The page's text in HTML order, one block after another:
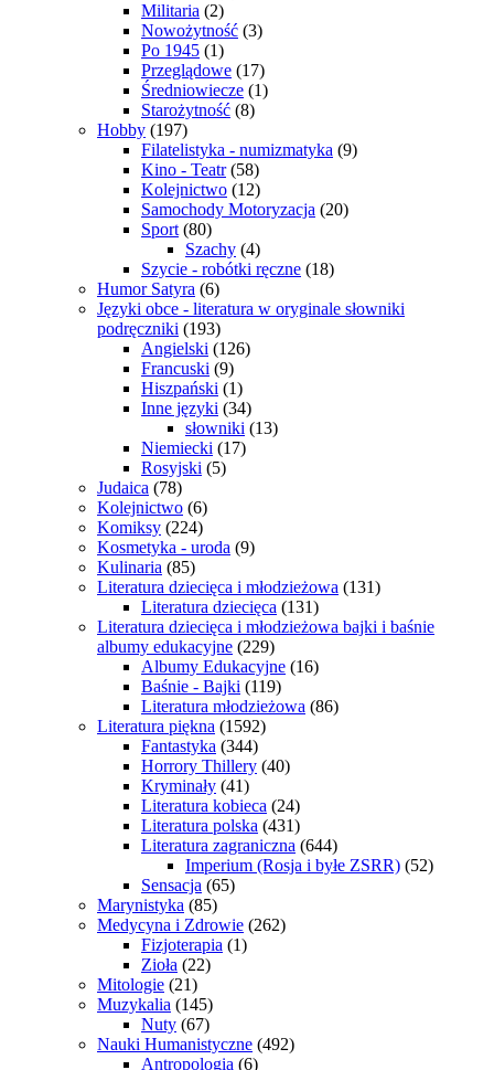
Militaria (2)
Nowożytność (3)
Po 1945 (1)
Przeglądowe (17)
Średniowiecze (1)
Starożytność (8)
Hobby (197)
Filatelistyka - numizmatyka (9)
Kino - Teatr (58)
Kolejnictwo (12)
Samochody Motoryzacja (20)
Sport (80)
Szachy (4)
Szycie - robótki ręczne (18)
Humor Satyra (6)
Języki obce - literatura w oryginale słowniki
podręczniki (193)
Angielski (126)
Francuski (9)
Hiszpański (1)
Inne języki (34)
słowniki (13)
Niemiecki (17)
Rosyjski (5)
Judaica (78)
Kolejnictwo (6)
Komiksy (224)
Kosmetyka - uroda (9)
Kulinaria (85)
Literatura dziecięca i młodzieżowa (131)
Literatura dziecięca (131)
Literatura dziecięca i młodzieżowa bajki i baśnie
albumy edukacyjne (229)
Albumy Edukacyjne (16)
Baśnie - Bajki (119)
Literatura młodzieżowa (86)
Literatura piękna (1592)
Fantastyka (344)
Horrory Thillery (40)
Kryminały (41)
Literatura kobieca (24)
Literatura polska (431)
Literatura zagraniczna (644)
Imperium (Rosja i byłe ZSRR) (52)
Sensacja (65)
Marynistyka (85)
Medycyna i Zdrowie (262)
Fizjoterapia (1)
Zioła (22)
Mitologie (21)
Muzykalia (145)
Nuty (67)
Nauki Humanistyczne (492)
Antropologia (6)